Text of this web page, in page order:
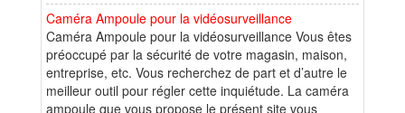
Caméra Ampoule pour la vidéosurveillance
Caméra Ampoule pour la vidéosurveillance Vous êtes
préoccupé par la sécurité de votre magasin, maison,
entreprise, etc. Vous recherchez de part et d’autre le
meilleur outil pour régler cette inquiétude. La caméra
ampoule que vous propose le présent site vous